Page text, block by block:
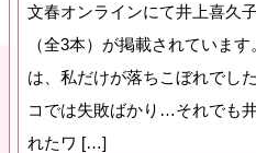
文春オンラインにて井上喜久
（全3本）が掲載されていま
は、私だけが落ちこぼれでし
コでは失敗ばかり…それでも
れたワ […]